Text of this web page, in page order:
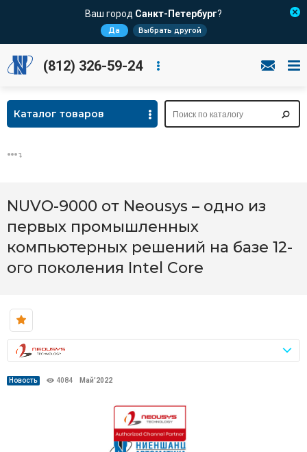
Ваш город Санкт-Петербург?
Да Выбрать другой
(812) 326-59-24
Каталог товаров
NUVO-9000 от Neousys – одно из
первых промышленных
компьютерных решений на базе 12-
ого поколения Intel Core
Новость 4084 Май’2022